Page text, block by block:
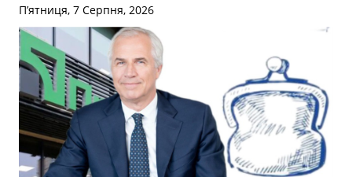
П’ятниця, 7 Серпня, 2026